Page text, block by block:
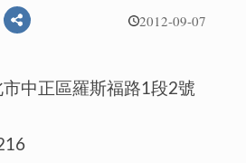
2012-09-07
中正區羅斯福路1段2號